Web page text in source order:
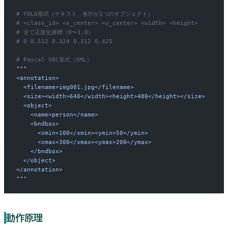
# YOLO形式（テキスト、各行が1つのオブジェクト）
# <class_id> <x_center> <y_center> <width> <height>
# 全て正規化座標（0〜1.0）
# 0 0.512 0.324 0.312 0.425
# Pascal VOC形式（XML）
"""
<annotation>
  <filename>img001.jpg</filename>
  <size><width>640</width><height>480</height></size>
  <object>
    <name>person</name>
    <bndbox>
      <xmin>100</xmin><ymin>50</ymin>
      <xmax>300</xmax><ymax>200</ymax>
    </bndbox>
  </object>
</annotation>
"""
動作原理